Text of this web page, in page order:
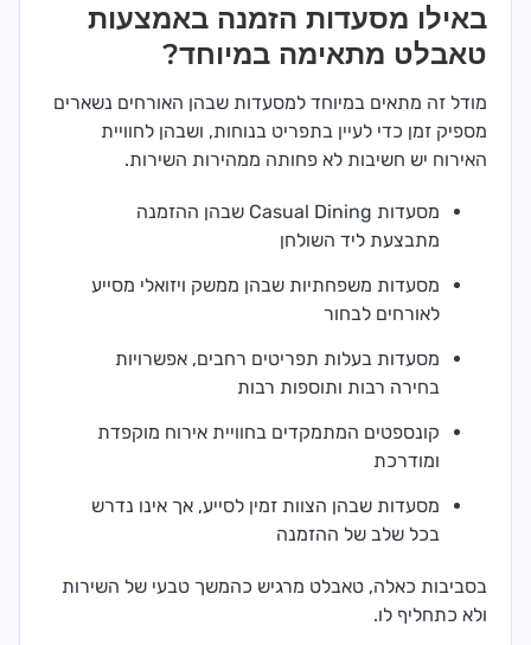
באילו מסעדות הזמנה באמצעות
טאבלט מתאימה במיוחד?
מודל זה מתאים במיוחד למסעדות שבהן האורחים נשארים
מספיק זמן כדי לעיין בתפריט בנוחות, ושבהן לחוויית
האירוח יש חשיבות לא פחותה ממהירות השירות.
מסעדות Casual Dining שבהן ההזמנה
מתבצעת ליד השולחן
מסעדות משפחתיות שבהן ממשק ויזואלי מסייע
לאורחים לבחור
מסעדות בעלות תפריטים רחבים, אפשרויות
בחירה רבות ותוספות רבות
קונספטים המתמקדים בחוויית אירוח מוקפדת
ומודרכת
מסעדות שבהן הצוות זמין לסייע, אך אינו נדרש
בכל שלב של ההזמנה
בסביבות כאלה, טאבלט מרגיש כהמשך טבעי של השירות
ולא כתחליף לו.